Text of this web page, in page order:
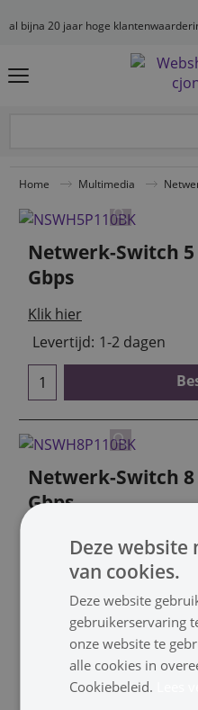
al bijna 20 jaar hoge
Home Multimedia
Netwerk-Switch
Gbps
Klik hier
Levertijd: 1-2 dagen
Netwerk-Switch
Gbps
Aantal ethernetpoorten:
Klik hier
Levertijd: Voor 19:30
bezorgd
Deze
van cookies.
Deze website
gebruikerservaring
onze website te
alle cookies in
Cookiebeleid.